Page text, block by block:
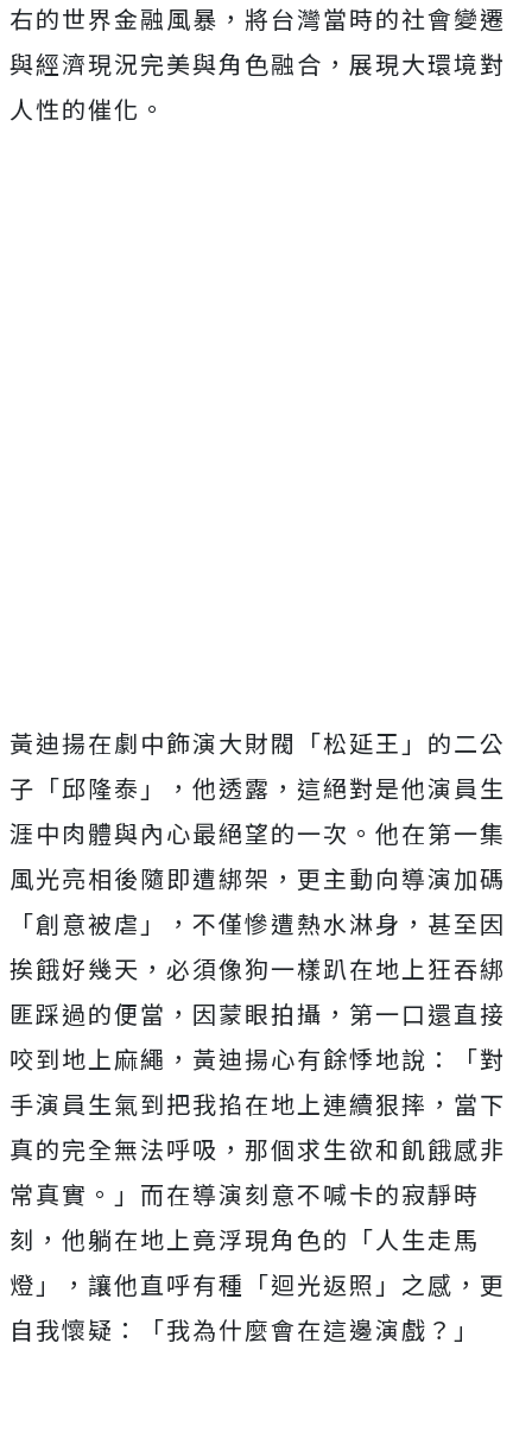
右的世界金融風暴， 將台灣當時的社會變遷
與經濟現況完美與角色融合， 展現大環境對
人性的催化。
黃迪揚在劇中飾演大財閥「松延王」的二公
子「邱隆泰」，他透露， 這絕對是他演員生
涯中肉體與內心最絕望的一次。 他在第一集
風光亮相後隨即遭綁架，更主動向導演加碼
「創意被虐」
，不僅慘遭熱水淋身，甚至因
挨餓好幾天， 必須像狗一樣趴在地上狂吞綁
匪踩過的便當，因蒙眼拍攝， 第一口還直接
咬到地上麻繩，黃迪揚心有餘悸地說：「對
手演員生氣到把我掐在地上連續狠摔，當下
真的完全無法呼吸， 那個求生欲和飢餓感非
常真實。」而在導演刻意不喊卡的寂靜時
刻， 他躺在地上竟浮現角色的「人生走馬
燈」，讓他直呼有種「迴光返照」之感，更
自我懷疑：「我為什麼會在這邊演戲？」